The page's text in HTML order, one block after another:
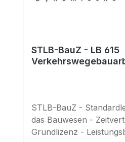
STLB-BauZ - LB 615
STLB-BauZ -
das Bauwesen -
Grundlizenz -